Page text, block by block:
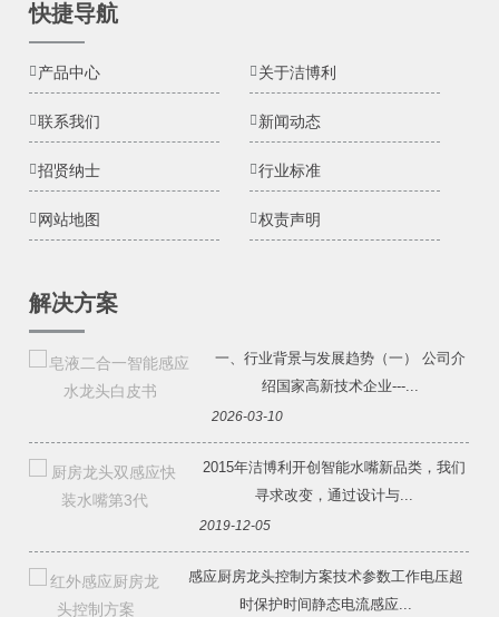
快捷导航
产品中心 关于洁博利
联系我们 新闻动态
招贤纳士 行业标准
网站地图 权责声明
解决方案
一、行业背景与发展趋势（一） 公司介
绍国家高新技术企业---...
2026-03-10
2015年洁博利开创智能水嘴新品类，我们
寻求改变，通过设计与...
2019-12-05
感应厨房龙头控制方案技术参数工作电压超
时保护时间静态电流感应...